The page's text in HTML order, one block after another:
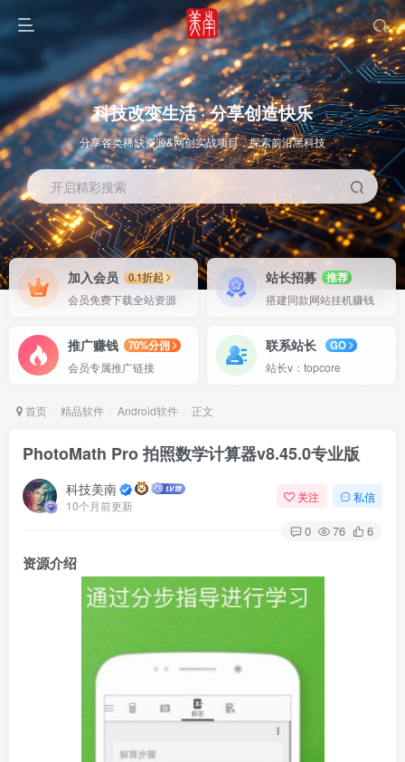
OS教程 SOFT教程
科技改变生活 · 分享创造快乐
分享各类稀缺资源&网创实战项目，探索前沿黑科技
开启精彩搜索
加入会员
0.1折起
会员免费下载全站资源
站长招募
推荐
搭建同款网站挂机赚钱
推广赚钱
70%分佣
会员专属推广链接
联系站长
GO
站长v：topcore
首页 精品软件 Android软件 正文
PhotoMath Pro 拍照数学计算器v8.45.0专业版
科技美南
10个月前更新
关注 私信
0 76 6
资源介绍